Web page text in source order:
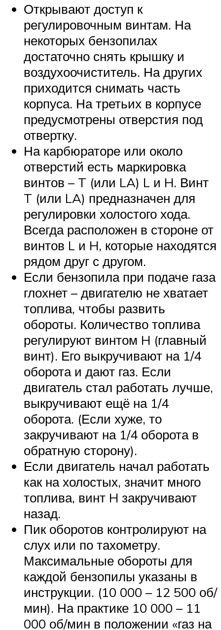
Открывают доступ к
регулировочным винтам. На
некоторых бензопилах
достаточно снять крышку и
воздухоочиститель. На других
приходится снимать часть
корпуса. На третьих в корпусе
предусмотрены отверстия под
отвертку.
На карбюраторе или около
отверстий есть маркировка
винтов – T (или LA) L и H. Винт
T (или LA) предназначен для
регулировки холостого хода.
Всегда расположен в стороне от
винтов L и H, которые находятся
рядом друг с другом.
Если бензопила при подаче газа
глохнет – двигателю не хватает
топлива, чтобы развить
обороты. Количество топлива
регулируют винтом H (главный
винт). Его выкручивают на 1/4
оборота и дают газ. Если
двигатель стал работать лучше,
выкручивают ещё на 1/4
оборота. (Если хуже, то
закручивают на 1/4 оборота в
обратную сторону).
Если двигатель начал работать
как на холостых, значит много
топлива, винт H закручивают
назад.
Пик оборотов контролируют на
слух или по тахометру.
Максимальные обороты для
каждой бензопилы указаны в
инструкции. (10 000 – 12 500 об/
мин). На практике 10 000 – 11
000 об/мин в положении «газ на